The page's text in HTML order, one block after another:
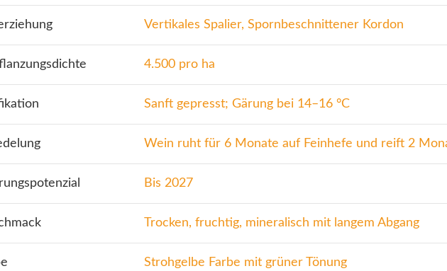
Vertikales Spalier, Spornbeschnittener Kordon
4.500 pro ha
Sanft gepresst; Gärung bei 14–16 °C
Wein ruht für 6 Monate auf Feinhefe und reift 2
Bis 2027
Trocken, fruchtig, mineralisch mit langem Abgang
Strohgelbe Farbe mit grüner Tönung